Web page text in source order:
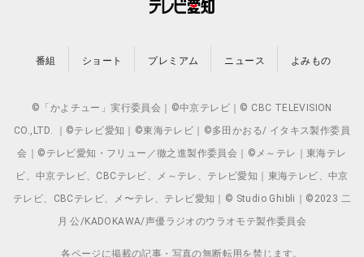
番組 ショート プレミアム ニュース よみもの
©「かよチュー」実行委員会｜©中京テレビ｜© CBC TELEVISION
CO.,LTD. ｜©テレビ愛知｜©東海テレビ｜©多田かおる/ イタキス製作委員
会｜©テレビ愛知・フリュー／徹之進製作委員会｜©メ～テレ｜東海テレ
ビ、中京テレビ、CBCテレビ、メ～テレ、テレビ愛知｜東海テレビ、中京
テレビ、CBCテレビ、メ〜テレ、テレビ愛知｜© Studio Ghibli｜©2023 二
月 公/KADOKAWA/声優ラジオのウラオモテ製作委員会
各ページに掲載の記事・写真の無断転用を禁じます。